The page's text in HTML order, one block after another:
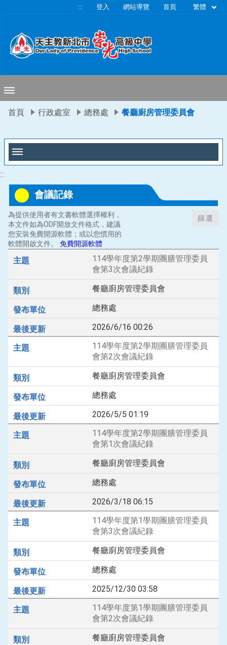
移至網頁之主要內容區位置
::: 登入 網站導覽 首頁 繁體
首頁 行政處室 總務處 餐廳廚房管理委員會
:::
會議記錄
為提供使用者有文書軟體選擇權利，
本文件如為ODF開放文件格式，建議
您安裝免費開源軟體；或以您慣用的
軟體開啟文件。 免費開源軟體
篩選
114學年度第2學期團膳管理委員
會第3次會議紀錄
餐廳廚房管理委員會
總務處
2026/6/16 00:26
114學年度第2學期團膳管理委員
會第2次會議紀錄
餐廳廚房管理委員會
總務處
2026/5/5 01:19
114學年度第2學期團膳管理委員
會第1次會議紀錄
餐廳廚房管理委員會
總務處
2026/3/18 06:15
114學年度第1學期團膳管理委員
會第3次會議紀錄
餐廳廚房管理委員會
總務處
2025/12/30 03:58
114學年度第1學期團膳管理委員
會第2次會議紀錄
餐廳廚房管理委員會